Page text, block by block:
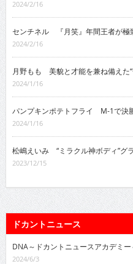
2024/2/16
センチネル 『月笑』年間王者が極
2024/2/16
月野もも 美貌と才能を兼ね備えた“
2024/1/16
パンプキンポテトフライ M-1で決
2024/1/16
松嶋えいみ “ミラクル神ボディ”グ
2023/12/15
ドカントニュース
DNA～ドカントニュースアカデミ
2024/6/3